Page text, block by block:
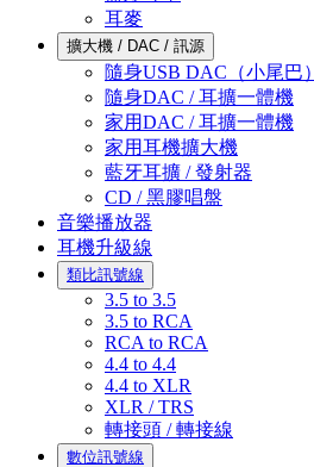
耳麥
擴大機 / DAC / 訊源
隨身USB DAC（小尾巴）
隨身DAC / 耳擴一體機
家用DAC / 耳擴一體機
家用耳機擴大機
藍牙耳擴 / 發射器
CD / 黑膠唱盤
音樂播放器
耳機升級線
類比訊號線
3.5 to 3.5
3.5 to RCA
RCA to RCA
4.4 to 4.4
4.4 to XLR
XLR / TRS
轉接頭 / 轉接線
數位訊號線